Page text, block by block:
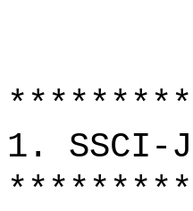
1. SSCI-